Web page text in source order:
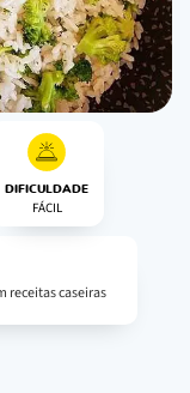
DIFICULDADE
FÁCIL
receitas caseiras